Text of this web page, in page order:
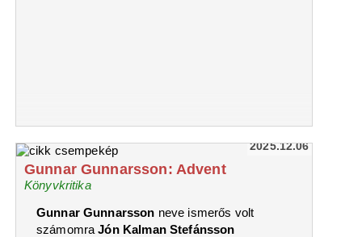
2025.12.06
Gunnar Gunnarsson: Advent
Könyvkritika
Gunnar Gunnarsson neve ismerős volt
számomraJón Kalman Stefánsson